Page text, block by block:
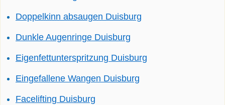
Doppelkinn absaugen Duisburg
Dunkle Augenringe Duisburg
Eigenfettunterspritzung Duisburg
Eingefallene Wangen Duisburg
Facelifting Duisburg